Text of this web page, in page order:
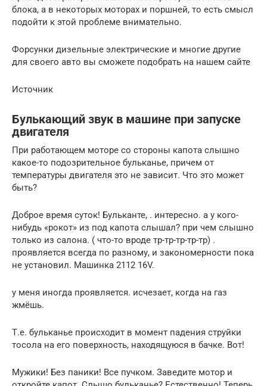
блока, а в некоторых моторах и поршней, то есть смысл
подойти к этой проблеме внимательно.
Форсунки дизельные электрические и многие другие
для своего авто вы сможете подобрать на нашем сайте
Источник
Булькающий звук в машине при запуске
двигателя
При работающем моторе со стороны капота слышно
какое-то подозрительное бульканье, причем от
температуры двигателя это не зависит. Что это может
быть?
Доброе время суток! Бульканте, . интересно. а у кого-
нибудь «рокот» из под капота слышал? при чем слышно
только из салона. ( что-то вроде тр-тр-тр-тр-тр) .
проявляется всегда по разному, и закономерности пока
не установил. Машинка 2112 16V.
у меня иногда проявляется. исчезает, когда на газ
жмёшь.
Т.е. бульканье происходит в момент падения струйки
тосола на его поверхность, находящуюся в бачке. Вот!
Мужики! Без паники! Все пучком. Заведите мотор и